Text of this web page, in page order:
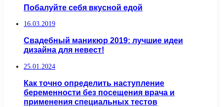
Побалуйте себя вкусной едой
16.03.2019
Свадебный маникюр 2019: лучшие идеи
дизайна для невест!
25.01.2024
Как точно определить наступление
беременности без посещения врача и
применения специальных тестов